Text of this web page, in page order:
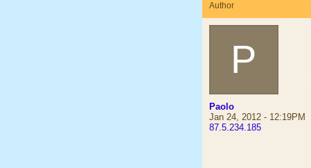
Author
P
Paolo
Jan 24, 2012 - 12:19PM
87.5.234.185